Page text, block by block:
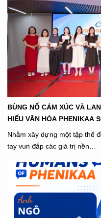
BÙNG NỔ CẢM XÚC VÀ
HIỂU VĂN HÓA PHENIKAA
Nhằm xây dựng một tập thể
tay vun đắp các giá trị nền…